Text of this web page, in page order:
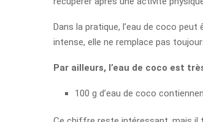
Dans la pratique, l’eau de coco
intense, elle ne remplace pas
Par ailleurs, l’eau de coco est
100 g d’eau de coco